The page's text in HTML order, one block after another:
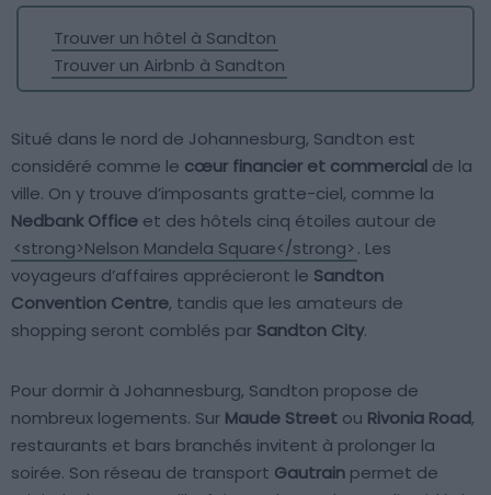
Trouver un hôtel à Sandton
Trouver un Airbnb à Sandton
Situé dans le nord de Johannesburg, Sandton est
considéré comme le cœur financier et commercial de la
ville. On y trouve d’imposants gratte-ciel, comme la
Nedbank Office et des hôtels cinq étoiles autour de
<strong>Nelson Mandela Square</strong>. Les
voyageurs d’affaires apprécieront le Sandton
Convention Centre, tandis que les amateurs de
shopping seront comblés par Sandton City.
Pour dormir à Johannesburg, Sandton propose de
nombreux logements. Sur Maude Street ou Rivonia Road,
restaurants et bars branchés invitent à prolonger la
soirée. Son réseau de transport Gautrain permet de